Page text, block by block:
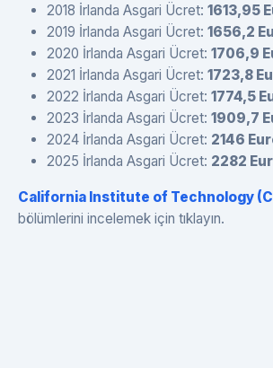
2018 İrlanda Asgari Ücret: 1613,95
2019 İrlanda Asgari Ücret: 1656,2
2020 İrlanda Asgari Ücret: 1706,9
2021 İrlanda Asgari Ücret: 1723,8
2022 İrlanda Asgari Ücret: 1774,5
2023 İrlanda Asgari Ücret: 1909,7
2024 İrlanda Asgari Ücret: 2146
2025 İrlanda Asgari Ücret: 2282
California Institute of Technology
bölümlerini incelemek için tıklayın.